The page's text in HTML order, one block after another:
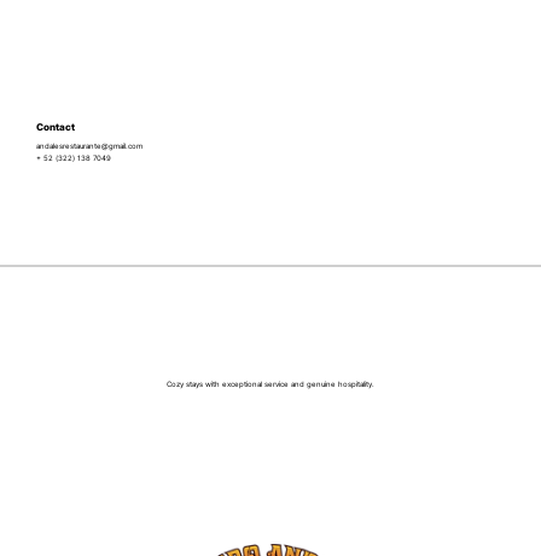
Cozy stays with exceptional service and genuine hospitality.
Contact
andalesrestaurante@gmail.com
+ 52 (322) 138 7049